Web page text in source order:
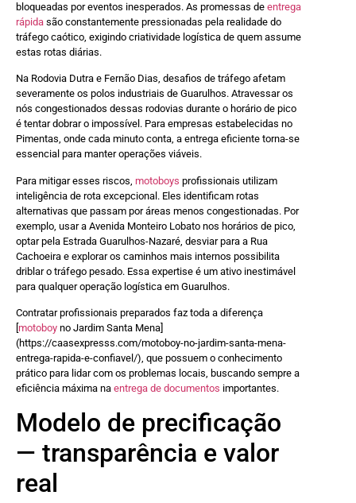
bloqueadas por eventos inesperados. As promessas de entrega
rápida são constantemente pressionadas pela realidade do
tráfego caótico, exigindo criatividade logística de quem assume
estas rotas diárias.
Na Rodovia Dutra e Fernão Dias, desafios de tráfego afetam
severamente os polos industriais de Guarulhos. Atravessar os
nós congestionados dessas rodovias durante o horário de pico
é tentar dobrar o impossível. Para empresas estabelecidas no
Pimentas, onde cada minuto conta, a entrega eficiente torna-se
essencial para manter operações viáveis.
Para mitigar esses riscos, motoboys profissionais utilizam
inteligência de rota excepcional. Eles identificam rotas
alternativas que passam por áreas menos congestionadas. Por
exemplo, usar a Avenida Monteiro Lobato nos horários de pico,
optar pela Estrada Guarulhos-Nazaré, desviar para a Rua
Cachoeira e explorar os caminhos mais internos possibilita
driblar o tráfego pesado. Essa expertise é um ativo inestimável
para qualquer operação logística em Guarulhos.
Contratar profissionais preparados faz toda a diferença
motoboy no Jardim Santa Mena]
(https://caasexpresss.com/motoboy-no-jardim-santa-mena-
entrega-rapida-e-confiavel/), que possuem o conhecimento
prático para lidar com os problemas locais, buscando sempre a
eficiência máxima na entrega de documentos importantes.
Modelo de precificação
— transparência e valor
real